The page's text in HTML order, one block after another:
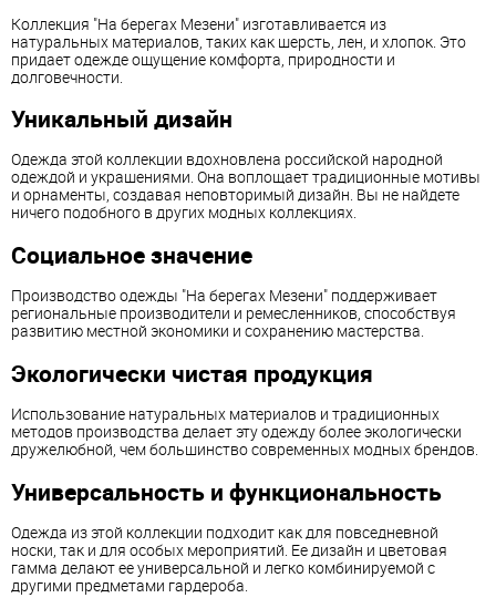
Коллекция "На берегах Мезени" изготавливается из
натуральных материалов, таких как шерсть, лен, и хлопок. Это
придает одежде ощущение комфорта, природности и
долговечности.
Уникальный дизайн
Одежда этой коллекции вдохновлена российской народной
одеждой и украшениями. Она воплощает традиционные мотивы
и орнаменты, создавая неповторимый дизайн. Вы не найдете
ничего подобного в других модных коллекциях.
Социальное значение
Производство одежды "На берегах Мезени" поддерживает
региональные производители и ремесленников, способствуя
развитию местной экономики и сохранению мастерства.
Экологически чистая продукция
Использование натуральных материалов и традиционных
методов производства делает эту одежду более экологически
дружелюбной, чем большинство современных модных брендов.
Универсальность и функциональность
Одежда из этой коллекции подходит как для повседневной
носки, так и для особых мероприятий. Ее дизайн и цветовая
гамма делают ее универсальной и легко комбинируемой с
другими предметами гардероба.